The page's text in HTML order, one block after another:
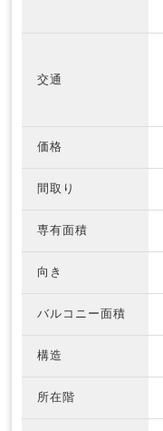
交通
価格
間取り
専有面積
向き
バルコニー面積
構造
所在階